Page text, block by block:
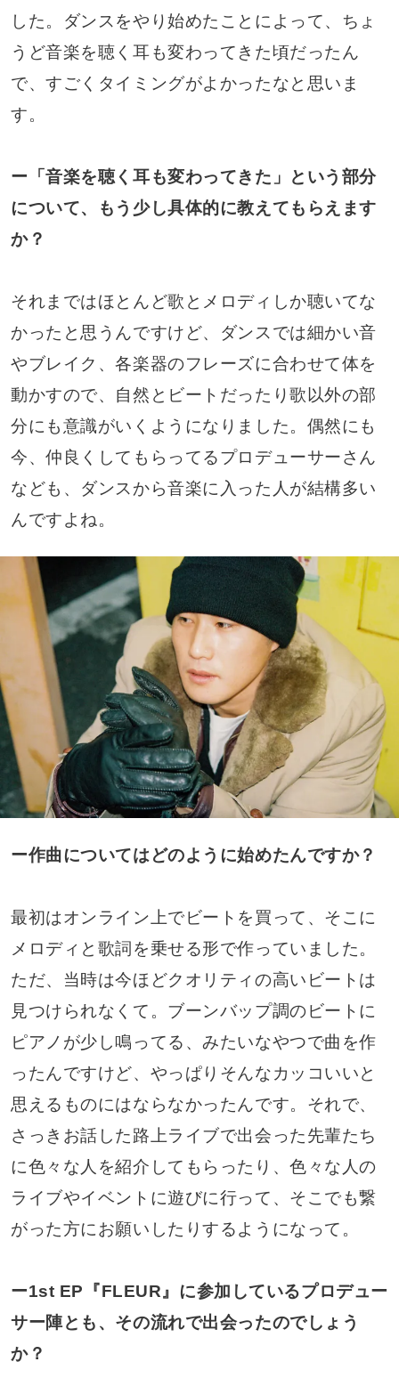
した。ダンスをやり始めたことによって、ちょ
うど音楽を聴く耳も変わってきた頃だったん
で、すごくタイミングがよかったなと思いま
す。
ー「音楽を聴く耳も変わってきた」という部分
について、もう少し具体的に教えてもらえます
か？
それまではほとんど歌とメロディしか聴いてな
かったと思うんですけど、ダンスでは細かい音
やブレイク、各楽器のフレーズに合わせて体を
動かすので、自然とビートだったり歌以外の部
分にも意識がいくようになりました。偶然にも
今、仲良くしてもらってるプロデューサーさん
なども、ダンスから音楽に入った人が結構多い
んですよね。
ー作曲についてはどのように始めたんですか？
最初はオンライン上でビートを買って、そこに
メロディと歌詞を乗せる形で作っていました。
ただ、当時は今ほどクオリティの高いビートは
見つけられなくて。ブーンバップ調のビートに
ピアノが少し鳴ってる、みたいなやつで曲を作
ったんですけど、やっぱりそんなカッコいいと
思えるものにはならなかったんです。それで、
さっきお話した路上ライブで出会った先輩たち
に色々な人を紹介してもらったり、色々な人の
ライブやイベントに遊びに行って、そこでも繋
がった方にお願いしたりするようになって。
ー1st EP『FLEUR』に参加しているプロデュー
サー陣とも、その流れで出会ったのでしょう
か？